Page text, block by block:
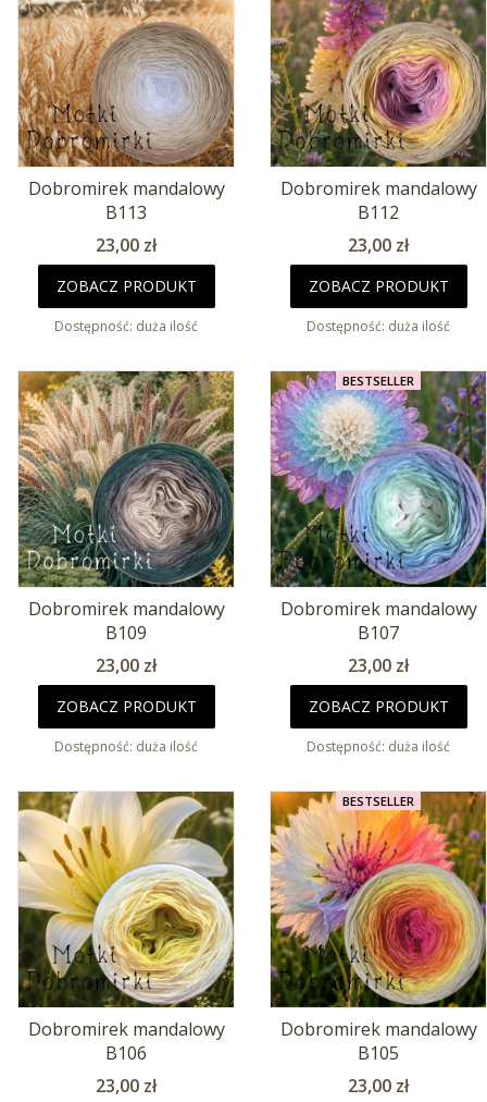
Dobromirek mandalowy
B113
Cena
23,00 zł
ZOBACZ PRODUKT
Dostępność: duża ilość
Dobromirek mandalowy
B112
Cena
23,00 zł
ZOBACZ PRODUKT
Dostępność: duża ilość
Dobromirek mandalowy
B109
Cena
23,00 zł
ZOBACZ PRODUKT
Dostępność: duża ilość
BESTSELLER
Dobromirek mandalowy
B107
Cena
23,00 zł
ZOBACZ PRODUKT
Dostępność: duża ilość
Dobromirek mandalowy
B106
Cena
23,00 zł
BESTSELLER
Dobromirek mandalowy
B105
Cena
23,00 zł